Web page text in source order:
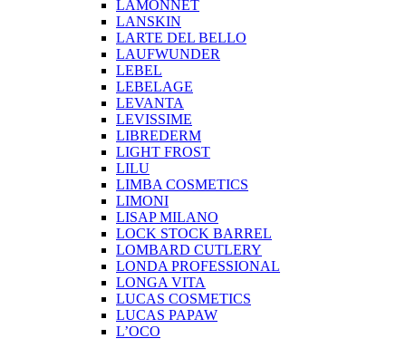
LAMONNET
LANSKIN
LARTE DEL BELLO
LAUFWUNDER
LEBEL
LEBELAGE
LEVANTA
LEVISSIME
LIBREDERM
LIGHT FROST
LILU
LIMBA COSMETICS
LIMONI
LISAP MILANO
LOCK STOCK BARREL
LOMBARD CUTLERY
LONDA PROFESSIONAL
LONGA VITA
LUCAS COSMETICS
LUCAS PAPAW
L’OCO